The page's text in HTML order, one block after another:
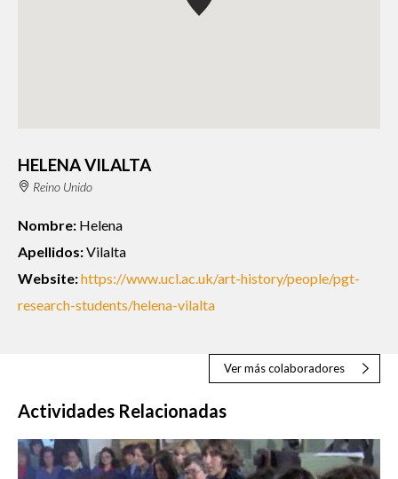
HELENA VILALTA
Reino Unido
Nombre: Helena
Apellidos:Vilalta
Website:https://www.ucl.ac.uk/art-history/people/pgt-
research-students/helena-vilalta
Ver más colaboradores
Actividades Relacionadas